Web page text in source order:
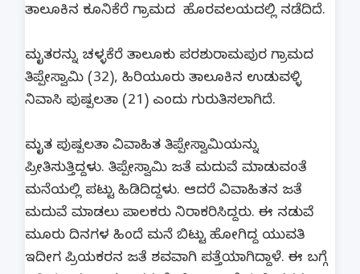
ತಾಲೂಕಿನ ಕೂನಿಕೆರೆ ಗ್ರಾಮದ ಹೊರವಲಯದಲ್ಲಿ ನಡೆದಿದೆ.
ಮೃತರನ್ನು ಚಳ್ಳಕೆರೆ ತಾಲೂಕು ಪರಶುರಾಮಪುರ ಗ್ರಾಮದ
ತಿಪ್ಪೇಸ್ವಾಮಿ (32), ಹಿರಿಯೂರು ತಾಲೂಕಿನ ಉಡುವಳ್ಳಿ
ನಿವಾಸಿ ಪುಷ್ಪಲತಾ (21) ಎಂದು ಗುರುತಿಸಲಾಗಿದೆ.
ಮೃತ ಪುಷ್ಪಲತಾ ವಿವಾಹಿತ ತಿಪ್ಪೇಸ್ವಾಮಿಯನ್ನು
ಪ್ರೀತಿಸುತ್ತಿದ್ದಳು. ತಿಪ್ಪೇಸ್ವಾಮಿ ಜತೆ ಮದುವೆ ಮಾಡುವಂತೆ
ಮನೆಯಲ್ಲಿ‌ ಪಟ್ಟು ಹಿಡಿದಿದ್ದಳು. ಆದರೆ ವಿವಾಹಿತನ ಜತೆ
ಮದುವೆ ಮಾಡಲು ಪಾಲಕರು ನಿರಾಕರಿಸಿದ್ದರು. ಈ ನಡುವೆ
ಮೂರು ದಿನಗಳ ಹಿಂದೆ ಮನೆ ಬಿಟ್ಟು ಹೋಗಿದ್ದ ಯುವತಿ
ಇದೀಗ ಪ್ರಿಯಕರನ ಜತೆ ಶವವಾಗಿ ಪತ್ತೆಯಾಗಿದ್ದಾಳೆ. ಈ ಬಗ್ಗೆ